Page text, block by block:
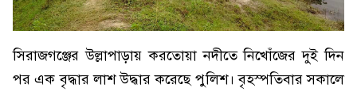
সিরাজগঞ্জের উল্লাপাড়ায় করতোয়া নদীতে নিখোঁজের দুই দিন
পর এক বৃদ্ধার লাশ উদ্ধার করেছে পুলিশ। বৃহস্পতিবার সকালে